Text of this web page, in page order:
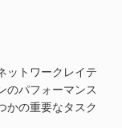
ットワークレイテ
のパフォーマンス
かの重要なタスク